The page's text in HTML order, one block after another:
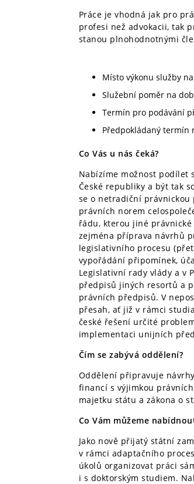
Práce je vhodná jak pro
profesi než advokacii, tak
stanou plnohodnotnými
Místo výkonu služby
Služební poměr na
Termín pro podávání
Předpokládaný termín
Co Vás u nás čeká?
Nabízíme možnost podílet
České republiky a být tak
se o netradiční
právních norem
řádu, kterou jiné
zejména příprava návrhů
legislativního procesu
vypořádání připomínek,
Legislativní rady vlády a v
předpisů jiných resortů a
právních předpisů. V
přesah, ať již v rámci
české řešení určité
implementaci unijních
Čím se zabývá oddělení?
Oddělení připravuje
financí s výjimkou
majetku státu a zákona o
Co Vám můžeme
Jako nově přijatý státní
v rámci adaptačního
úkolů organizovat práci
i s doktorským studiem.